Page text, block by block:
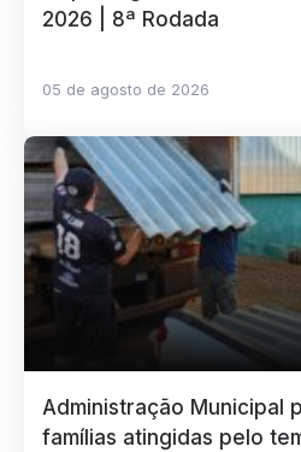
2026 | 8ª Rodada
05 de agosto de 2026
Administração Municipal
famílias atingidas pelo